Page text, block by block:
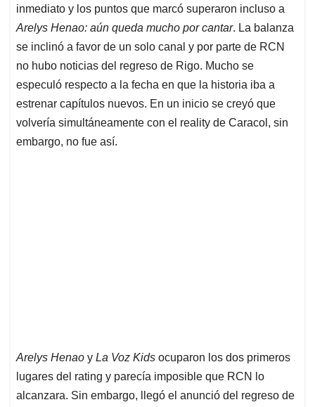
inmediato y los puntos que marcó superaron incluso a
Arelys Henao: aún queda mucho por cantar. La balanza
se inclinó a favor de un solo canal y por parte de RCN
no hubo noticias del regreso de Rigo. Mucho se
especuló respecto a la fecha en que la historia iba a
estrenar capítulos nuevos. En un inicio se creyó que
volvería simultáneamente con el reality de Caracol, sin
embargo, no fue así.
Arelys Henao y La Voz Kids ocuparon los dos primeros
lugares del rating y parecía imposible que RCN lo
alcanzara. Sin embargo, llegó el anunció del regreso de